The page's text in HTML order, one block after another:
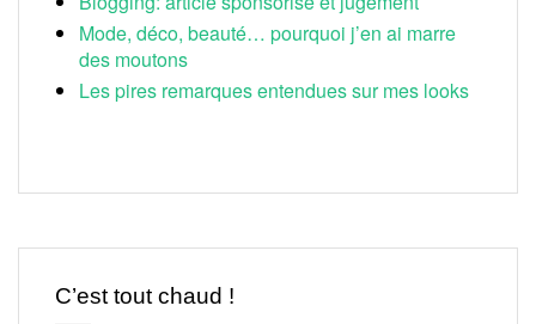
Mode, déco, beauté… pourquoi j’en ai marre
des moutons
Les pires remarques entendues sur mes looks
C’est tout chaud !